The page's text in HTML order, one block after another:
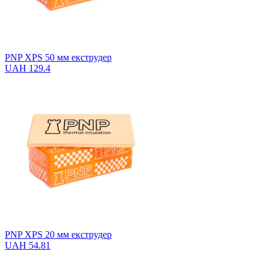
PNP XPS 50 мм екструдер
UAH 129.4
PNP XPS 20 мм екструдер
UAH 54.81